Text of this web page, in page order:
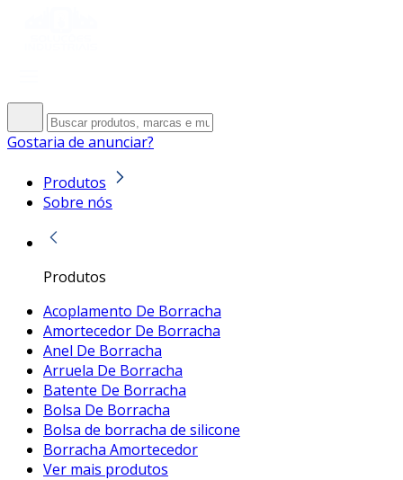
Gostaria de anunciar?
Produtos
Sobre nós
Produtos
Acoplamento De Borracha
Amortecedor De Borracha
Anel De Borracha
Arruela De Borracha
Batente De Borracha
Bolsa De Borracha
Bolsa de borracha de silicone
Borracha Amortecedor
Ver mais produtos